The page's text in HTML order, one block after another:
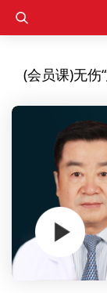
(会员课)无伤